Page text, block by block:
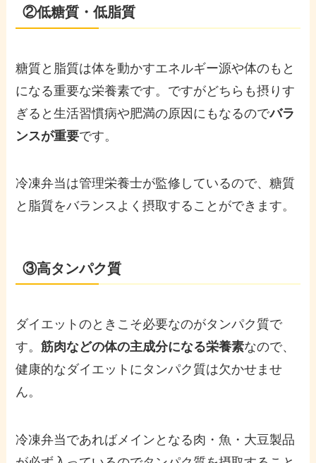
②低糖質・低脂質
糖質と脂質は体を動かすエネルギー源や体のもと
になる重要な栄養素です。ですがどちらも摂りす
ぎると生活習慣病や肥満の原因にもなるのでバラ
ンスが重要です。
冷凍弁当は管理栄養士が監修しているので、糖質
と脂質をバランスよく摂取することができます。
③高タンパク質
ダイエットのときこそ必要なのがタンパク質で
す。筋肉などの体の主成分になる栄養素なので、
健康的なダイエットにタンパク質は欠かせませ
ん。
冷凍弁当であればメインとなる肉・魚・大豆製品